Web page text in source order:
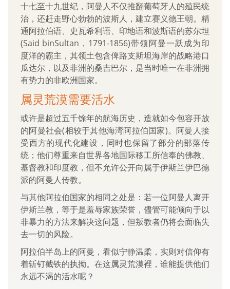
十七至十九世纪，阿曼人不仅推翻葡萄牙人的殖民统
治，还赶走野心勃勃的波斯人，建立赛义德王朝。精
通阿拉伯语、史瓦希利语、印地语和波斯语的苏尔坦
(Said binSultan，1791-1856)带领阿曼一跃成为印
度洋的霸主，其领土包含俾路支斯坦海岸的战略港口
瓜达尔，以及非洲的桑吉巴尔，是当时唯一在非洲拥
有势力的非欧洲国家。
属灵荒漠需要活水
或许是超过五千馀年的航海历史，造就如今包容开放
的阿曼社会(相较于其他海湾阿拉伯国家)。阿曼人接
受西方的现代化建设，同时也保留了部分的部落传
统；他们尊重来自世界各地国际移工所信奉的佛教、
基督教和印度教，但不允许公开向属于伊斯兰伊巴德
派的阿曼人传教。
与其他阿拉伯国家的相同之处是：若一位阿曼人离开
伊斯兰教，等于是羞辱家族荣誉，儘管可能倾向于以
非暴力的方法来解决这问题，但叛教者仍将会面临失
去一切的风险。
阿拉伯半岛上的阿曼，看似宁静温柔，实则对信仰有
着斩钉截铁的执拗。在这属灵荒漠裡，谁能提供他们
永远不渴的活水呢？